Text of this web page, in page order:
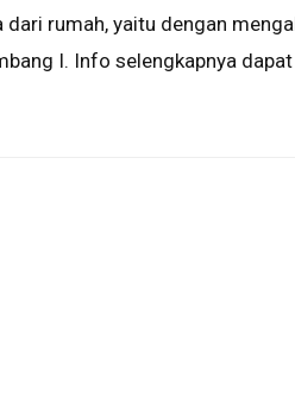
rumah, yaitu dengan
I. Info selengkapnya